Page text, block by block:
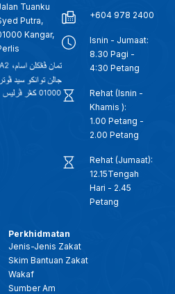
Tuanku
Putra,
Kangar,
+604 978 2400
Isnin - Jumaat:
8.30 Pagi -
4:30 Petang
Rehat (Isnin -
Khamis ):
1.00 Petang -
2.00 Petang
Rehat (Jumaat):
12.15Tengah
Hari - 2.45
Petang
Perkhidmatan
Jenis-Jenis Zakat
Skim Bantuan Zakat
Wakaf
Sumber Am